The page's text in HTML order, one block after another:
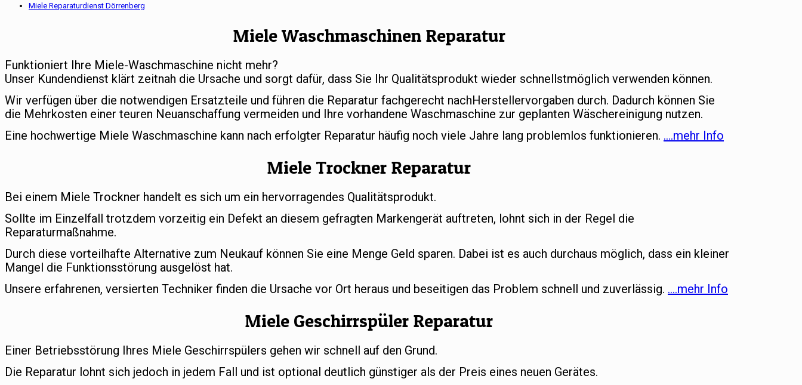
Miele Reparaturdienst Dörrenberg
Miele Waschmaschinen Reparatur
Funktioniert Ihre Miele-Waschmaschine nicht mehr?
Unser Kundendienst klärt zeitnah die Ursache und sorgt dafür, dass Sie Ihr Qualitätsprodukt wieder schnellstmöglich verwenden können.
Wir verfügen über die notwendigen Ersatzteile und führen die Reparatur fachgerecht nachHerstellervorgaben durch. Dadurch können Sie
die Mehrkosten einer teuren Neuanschaffung vermeiden und Ihre vorhandene Waschmaschine zur geplanten Wäschereinigung nutzen.
Eine hochwertige Miele Waschmaschine kann nach erfolgter Reparatur häufig noch viele Jahre lang problemlos funktionieren. ….mehr Info
Miele Trockner Reparatur
Bei einem Miele Trockner handelt es sich um ein hervorragendes Qualitätsprodukt.
Sollte im Einzelfall trotzdem vorzeitig ein Defekt an diesem gefragten Markengerät auftreten, lohnt sich in der Regel die
Reparaturmaßnahme.
Durch diese vorteilhafte Alternative zum Neukauf können Sie eine Menge Geld sparen. Dabei ist es auch durchaus möglich, dass ein kleiner
Mangel die Funktionsstörung ausgelöst hat.
Unsere erfahrenen, versierten Techniker finden die Ursache vor Ort heraus und beseitigen das Problem schnell und zuverlässig. ….mehr Info
Miele Geschirrspüler Reparatur
Einer Betriebsstörung Ihres Miele Geschirrspülers gehen wir schnell auf den Grund.
Die Reparatur lohnt sich jedoch in jedem Fall und ist optional deutlich günstiger als der Preis eines neuen Gerätes.